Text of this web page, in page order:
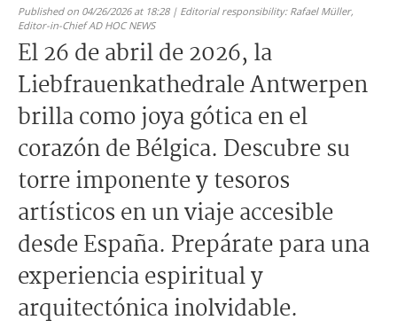
Published on 04/26/2026 at 18:28 | Editorial responsibility: Rafael Müller,
Editor-in-Chief AD HOC NEWS
El 26 de abril de 2026, la
Liebfrauenkathedrale Antwerpen
brilla como joya gótica en el
corazón de Bélgica. Descubre su
torre imponente y tesoros
artísticos en un viaje accesible
desde España. Prepárate para una
experiencia espiritual y
arquitectónica inolvidable.